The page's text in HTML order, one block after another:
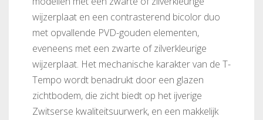
wijzerplaat en een contrasterend bicolor duo
met opvallende PVD-gouden elementen,
eveneens met een zwarte of zilverkleurige
wijzerplaat. Het mechanische karakter van de T-
Tempo wordt benadrukt door een glazen
zichtbodem, die zicht biedt op het ijverige
Zwitserse kwaliteitsuurwerk, en een makkelijk